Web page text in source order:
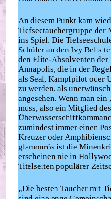
An diesem Punkt kam
Tiefseetauchergruppe der
ins Spiel. Die
Schüler an den Ivy Bells
den Elite-Absolventen
Annapolis, die in der
als Seal, Kampfpilot oder
zu werden, als
angesehen. Wenn man ein
muss, also ein Mitglied
zumindest immer einen
Kreuzer oder
glamourös ist die
erscheinen nie in
Titelseiten populärer
„Die besten Taucher mit